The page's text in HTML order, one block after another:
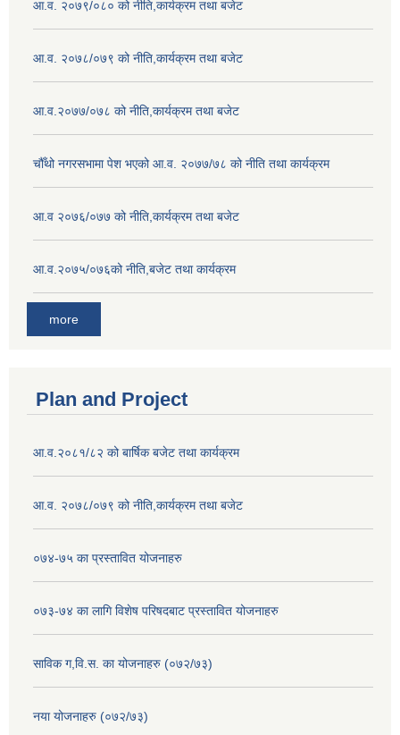
आ.व. २०७९/०८० को नीति,कार्यक्रम तथा बजेट
आ.व. २०७८/०७९ को नीति,कार्यक्रम तथा बजेट
आ.व.२०७७/०७८ को नीति,कार्यक्रम तथा बजेट
चौँथो नगरसभामा पेश भएको आ.व. २०७७/७८ को नीति तथा कार्यक्रम
आ.व २०७६/०७७ को नीति,कार्यक्रम तथा बजेट
आ.व.२०७५/०७६को नीति,बजेट तथा कार्यक्रम
more
Plan and Project
आ.व.२०८१/८२ को बार्षिक बजेट तथा कार्यक्रम
आ.व. २०७८/०७९ को नीति,कार्यक्रम तथा बजेट
०७४-७५ का प्रस्तावित योजनाहरु
०७३-७४ का लागि विशेष परिषदबाट प्रस्तावित योजनाहरु
साविक ग,वि.स. का योजनाहरु (०७२/७३)
नया योजनाहरु (०७२/७३)